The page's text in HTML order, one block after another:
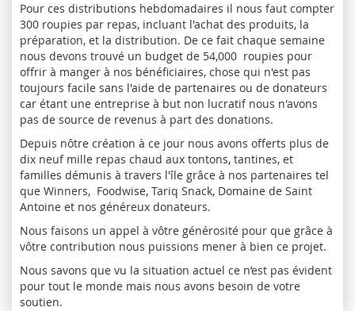
Pour ces distributions hebdomadaires il nous faut compter
300 roupies par repas, incluant l'achat des produits, la
préparation, et la distribution. De ce fait chaque semaine
nous devons trouvé un budget de 54,000 roupies pour
offrir à manger à nos bénéficiaires, chose qui n'est pas
toujours facile sans l'aide de partenaires ou de donateurs
car étant une entreprise à but non lucratif nous n'avons
pas de source de revenus à part des donations.
Depuis nôtre création à ce jour nous avons offerts plus de
dix neuf mille repas chaud aux tontons, tantines, et
familles démunis à travers l'île grâce à nos partenaires tel
que Winners, Foodwise, Tariq Snack, Domaine de Saint
Antoine et nos généreux donateurs.
Nous faisons un appel à vôtre générosité pour que grâce à
vôtre contribution nous puissions mener à bien ce projet.
Nous savons que vu la situation actuel ce n’est pas évident
pour tout le monde mais nous avons besoin de votre
soutien.